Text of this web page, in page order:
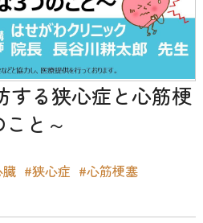
する狭心症と心筋梗
と～
#狭心症 #心筋梗塞